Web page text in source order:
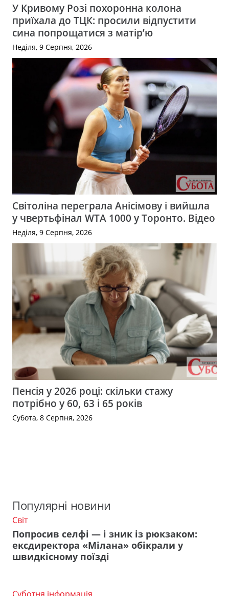
У Кривому Розі похоронна колона
приїхала до ТЦК: просили відпустити
сина попрощатися з матір’ю
Неділя, 9 Серпня, 2026
Світоліна переграла Анісімову і вийшла
у чвертьфінал WTA 1000 у Торонто. Відео
Неділя, 9 Серпня, 2026
Пенсія у 2026 році: скільки стажу
потрібно у 60, 63 і 65 років
Субота, 8 Серпня, 2026
Популярні новини
Світ
Попросив селфі — і зник із рюкзаком:
ексдиректора «Мілана» обікрали у
швидкісному поїзді